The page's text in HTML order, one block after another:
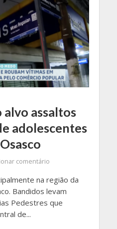
alvo assaltos
adolescentes
comentário
na região da
Bandidos levam
Pedestres que
de...